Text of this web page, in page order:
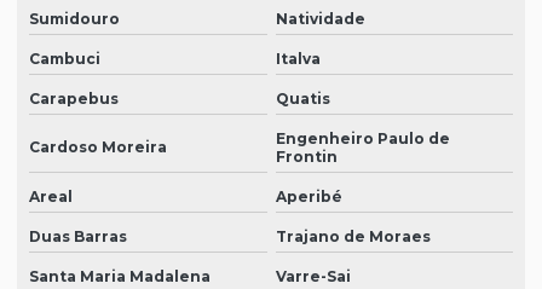
Sumidouro Natividade
Cambuci Italva
Carapebus Quatis
Cardoso Moreira
Engenheiro Paulo de
Frontin
Areal Aperibé
Duas Barras Trajano de Moraes
Santa Maria Madalena Varre-Sai